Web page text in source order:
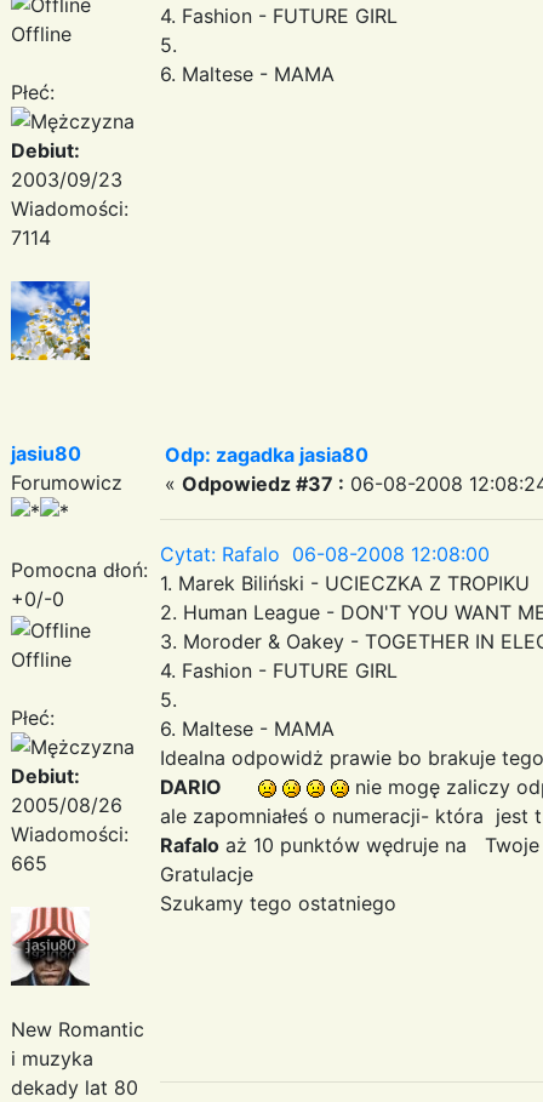
Offline
Płeć:
Debiut:
2003/09/23
Wiadomości:
7114
4. Fashion - FUTURE GIRL
5.
6. Maltese - MAMA
jasiu80
Forumowicz
Pomocna dłoń:
+0/-0
Offline
Płeć:
Debiut:
2005/08/26
Wiadomości:
665
New Romantic
i muzyka
dekady lat 80
Odp: zagadka jasia80
« Odpowiedz #37 : 06-08-2008
Cytat: Rafalo 06-08-2008 12:08:00
1. Marek Biliński - UCIECZKA Z TROPIKU
2. Human League - DON'T YOU WANT
3. Moroder & Oakey - TOGETHER IN
4. Fashion - FUTURE GIRL
5.
6. Maltese - MAMA
Idealna odpowidż prawie bo brakuje
DARIO
nie mogę zaliczy
ale zapomniałeś o numeracji- która jest
Rafalo aż 10 punktów wędruje na
Gratulacje
Szukamy tego ostatniego